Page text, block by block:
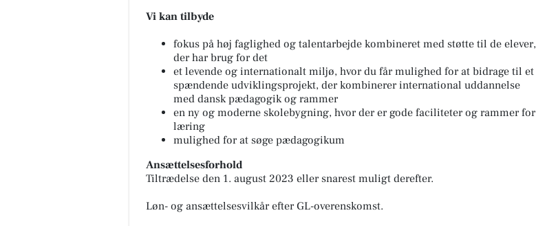
Vi kan tilbyde
fokus på høj faglighed og talentarbejde kombineret med støtte til de elever,
der har brug for det
et levende og internationalt miljø, hvor du får mulighed for at bidrage til et
spændende udviklingsprojekt, der kombinerer international uddannelse
med dansk pædagogik og rammer
en ny og moderne skolebygning, hvor der er gode faciliteter og rammer for
læring
mulighed for at søge pædagogikum
Ansættelsesforhold
Tiltrædelse den 1. august 2023 eller snarest muligt derefter.
Løn- og ansættelsesvilkår efter GL-overenskomst.